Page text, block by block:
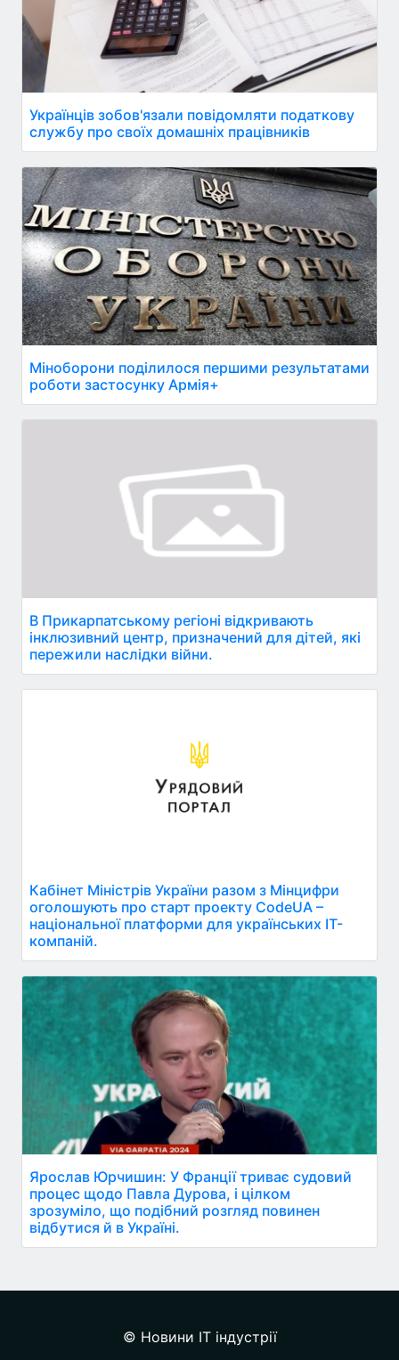
Українців зобов'язали повідомляти податкову
службу про своїх домашніх працівників
Міноборони поділилося першими результатами
роботи застосунку Армія+
В Прикарпатському регіоні відкривають
інклюзивний центр, призначений для дітей, які
пережили наслідки війни.
Кабінет Міністрів України разом з Мінцифри
оголошують про старт проекту CodeUA –
національної платформи для українських ІТ-
компаній.
Ярослав Юрчишин: У Франції триває судовий
процес щодо Павла Дурова, і цілком
зрозуміло, що подібний розгляд повинен
відбутися й в Україні.
© Новини IT індустрії